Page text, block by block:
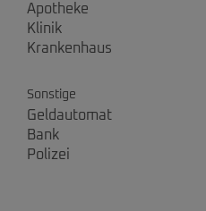
Apotheke
Klinik
Krankenhaus
Sonstige
Geldautomat
Bank
Polizei